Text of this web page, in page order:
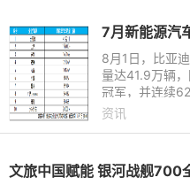
8月1日，比亚
量达41.9万辆
冠军，并连续
首位。这份强
资讯
文旅中国赋能 银河战舰700